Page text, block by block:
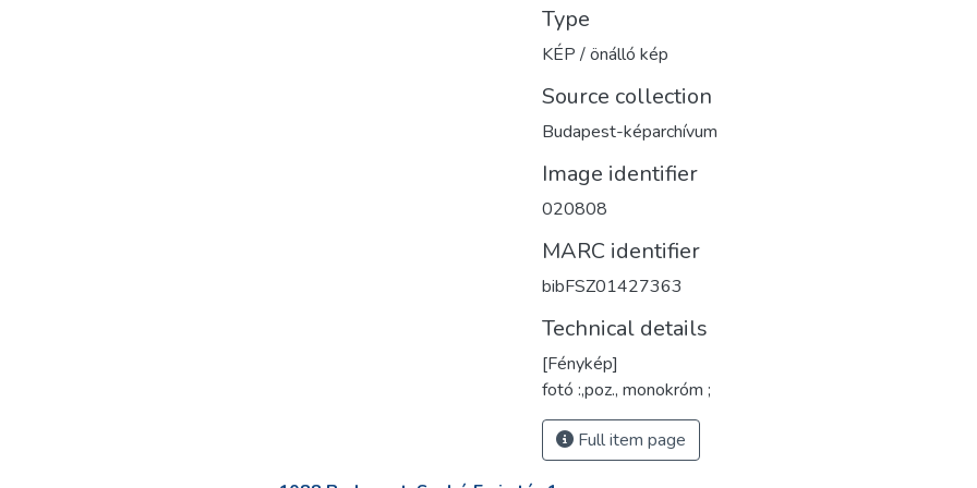
Type
KÉP / önálló kép
Source collection
Budapest-képarchívum
Image identifier
020808
MARC identifier
bibFSZ01427363
Technical details
[Fénykép]
fotó :,poz., monokróm ;
Full item page